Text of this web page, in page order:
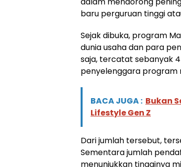
baru perguruan tinggi
Sejak dibuka, program
dunia usaha dan para
saja, tercatat sebanyak
penyelenggara program
BACA JUGA : Bukan
Lifestyle Gen Z
Dari jumlah tersebut,
Sementara jumlah
menunjukkan tingginya